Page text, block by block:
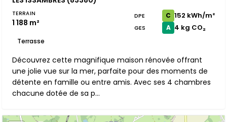
TERRAIN
1 188 m²
Terrasse
DPE C 152 kWh/m²
GES A 4 kg CO₂
Découvrez cette magnifique maison rénovée offrant
une jolie vue sur la mer, parfaite pour des moments de
détente en famille ou entre amis. Avec ses 4 chambres
chacune dotée de sa p...